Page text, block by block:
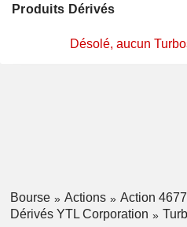
Produits Dérivés
Désolé, aucun
Bourse Actions
Action 4677
Dérivés YTL Corporation